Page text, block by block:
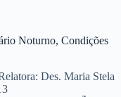
Noturno, Condições
Des. Maria Stela